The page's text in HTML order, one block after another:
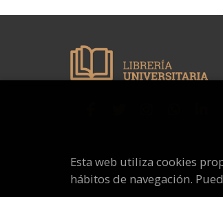
Esta web utiliza cookies
hábitos de navegación.